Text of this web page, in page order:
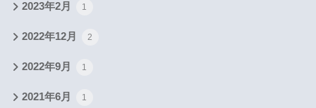
2023年2月 1
2022年12月 2
2022年9月 1
2021年6月 1